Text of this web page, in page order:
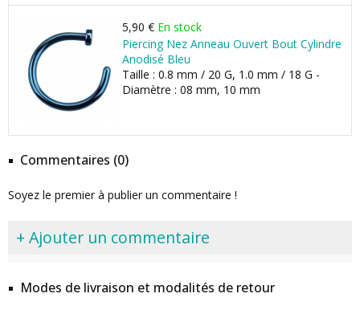
5,90 € En stock
Piercing Nez Anneau Ouvert Bout Cylindre
Anodisé Bleu
Taille : 0.8 mm / 20 G, 1.0 mm / 18 G -
Diamètre : 08 mm, 10 mm
Commentaires (0)
Soyez le premier à publier un commentaire !
+ Ajouter un commentaire
Modes de livraison et modalités de retour